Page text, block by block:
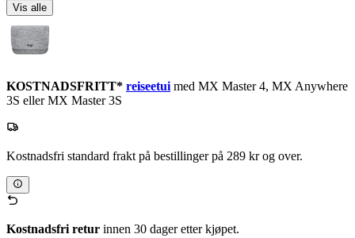
Vis alle
KOSTNADSFRITT* reiseetui med MX Master 4, MX Anywhere
3S eller MX Master 3S
Kostnadsfri standard frakt på bestillinger på 289 kr og over.
Kostnadsfri retur innen 30 dager etter kjøpet.